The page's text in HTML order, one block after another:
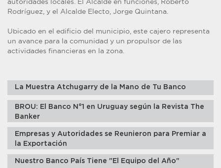
Rodríguez, y el Alcalde Electo, Jorge Quintana.
Ubicado en el edificio del municipio, este cajero representa
un avance para la comunidad y un propulsor de las
actividades financieras en la zona.
La Muestra Atchugarry de la Mano de Tu Banco
BROU: El Banco N°1 en Uruguay según la Revista The
Banker
Empresas y Autoridades se Reunieron para Premiar a
la Exportación
Nuestro Banco País Tiene "El Equipo del Año"